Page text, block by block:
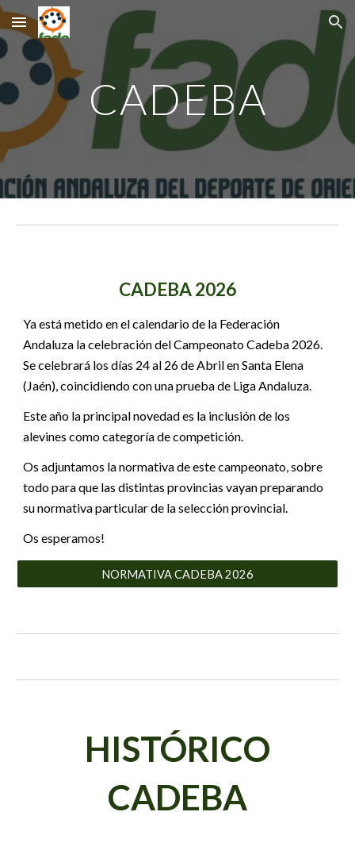
Skip to main content Skip to navigation
CADEBA
CADEBA 2026
Ya está metido en el calendario de la Federación
Andaluza la celebración del Campeonato Cadeba 2026.
Se celebrará los días 24 al 26 de Abril en Santa Elena
(Jaén), coincidiendo con una prueba de Liga Andaluza.
Este año la principal novedad es la inclusión de los
alevines como categoría de competición.
Os adjuntamos la normativa de este campeonato, sobre
todo para que las distintas provincias vayan preparando
su normativa particular de la selección provincial.
Os esperamos!
NORMATIVA CADEBA 2026
HISTÓRICO
CADEBA